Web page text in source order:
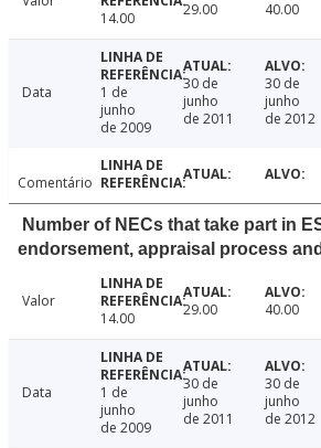
14.00
29.00 40.00
Data
1 de
junho
de 2009
30 de
junho
de 2011
30 de
junho
de 2012
Comentário
Number of NECs that take part in
endorsement, appraisal process
Valor
14.00
29.00 40.00
Data
1 de
junho
de 2009
30 de
junho
de 2011
30 de
junho
de 2012